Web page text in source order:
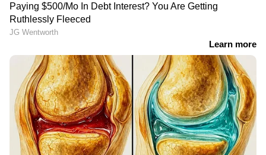
സിസിടിവി
ക്യാമറകളിൽപ്പെടാതിരിക്കാൻ
മുഖംമൂടി, പക്ഷേ കയ്യോടെ
പിടികൂടി പൊലീസ്; കടകൾ
കുത്തിത്തുറന്ന് പണം
കവർന്ന സംഘം അറസ്റ്റിൽ
സുരക്ഷാ
പട്രോളിംഗിനിടെ
പൊലീസിനെ കണ്ട് ഓടി,
പരിശോധനയിൽ
മയക്കുമരുന്നുമായി
രണ്ട് ഇന്ത്യക്കാരടക്കം
മൂന്ന് പ്രവാസികൾ
പിടിയിൽ